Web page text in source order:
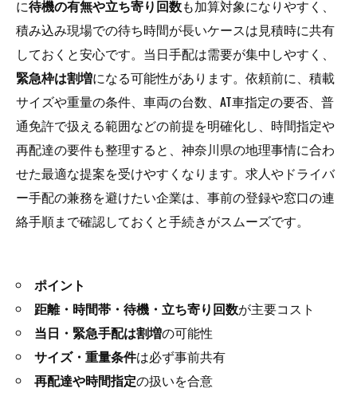
に待機の有無や立ち寄り回数も加算対象になりやすく、
積み込み現場での待ち時間が長いケースは見積時に共有
しておくと安心です。当日手配は需要が集中しやすく、
緊急枠は割増になる可能性があります。依頼前に、積載
サイズや重量の条件、車両の台数、AT車指定の要否、普
通免許で扱える範囲などの前提を明確化し、時間指定や
再配達の要件も整理すると、神奈川県の地理事情に合わ
せた最適な提案を受けやすくなります。求人やドライバ
ー手配の兼務を避けたい企業は、事前の登録や窓口の連
絡手順まで確認しておくと手続きがスムーズです。
ポイント
距離・時間帯・待機・立ち寄り回数が主要コスト
当日・緊急手配は割増の可能性
サイズ・重量条件は必ず事前共有
再配達や時間指定の扱いを合意